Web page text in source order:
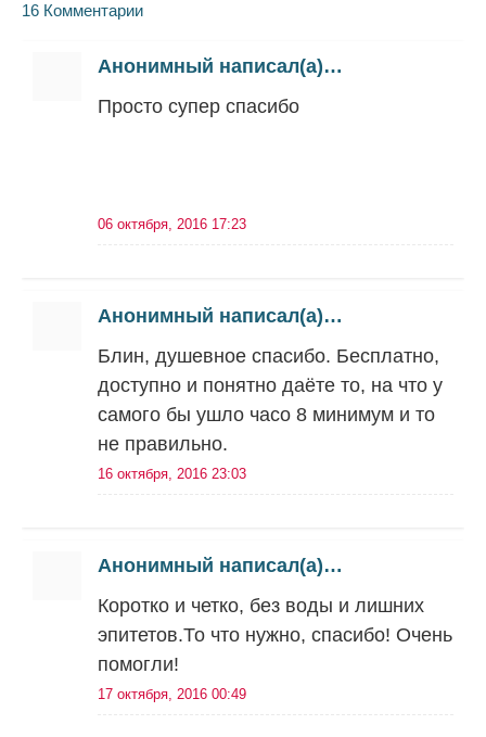
16 Комментарии
Анонимный написал(а)…
Просто супер спасибо
06 октября, 2016 17:23
Анонимный написал(а)…
Блин, душевное спасибо. Бесплатно,
доступно и понятно даёте то, на что у
самого бы ушло часо 8 минимум и то
не правильно.
16 октября, 2016 23:03
Анонимный написал(а)…
Коротко и четко, без воды и лишних
эпитетов.То что нужно, спасибо! Очень
помогли!
17 октября, 2016 00:49